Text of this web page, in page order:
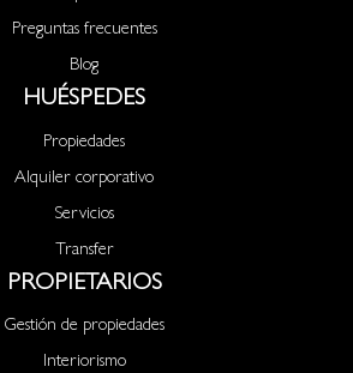
Preguntas frecuentes
Blog
HUÉSPEDES
Propiedades
Alquiler corporativo
Servicios
Transfer
PROPIETARIOS
Gestión de propiedades
Interiorismo